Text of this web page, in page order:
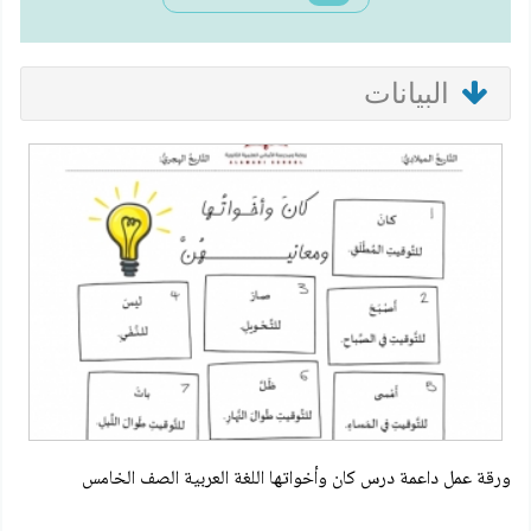
البيانات
ورقة عمل داعمة درس كان وأخواتها اللغة العربية الصف الخامس